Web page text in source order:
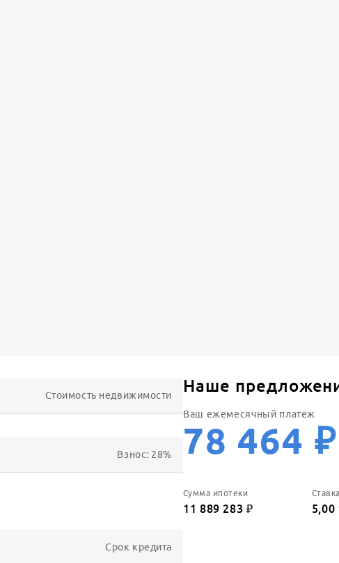
Стоимость недвижимости
Взнос: 28%
Срок кредита
Наше
Ваш ежемесячный платеж
78 464 ₽
Сумма ипотеки
11 889 283 ₽ 5,00